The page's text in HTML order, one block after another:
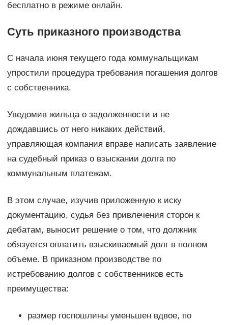
бесплатно в режиме онлайн.
Суть приказного производства
С начала июня текущего года коммунальщикам
упростили процедура требования погашения долгов
с собственника.
Уведомив жильца о задолженности и не
дождавшись от него никаких действий,
управляющая компания вправе написать заявление
на судебный приказ о взыскании долга по
коммунальным платежам.
В этом случае, изучив приложенную к иску
документацию, судья без привлечения сторон к
дебатам, выносит решение о том, что должник
обязуется оплатить взыскиваемый долг в полном
объеме. В приказном производстве по
истребованию долгов с собственников есть
преимущества:
размер госпошлины уменьшен вдвое, по